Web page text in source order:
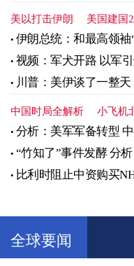
美以打击伊朗 美国建国
伊朗总统：和最高领袖
视频：军犬开路 以军
川普：美伊谈了一整
中国时局全解析 小飞机
分析：美军军备转型
“竹知了”事件发酵 分
比利时阻止中资购买
全球要闻